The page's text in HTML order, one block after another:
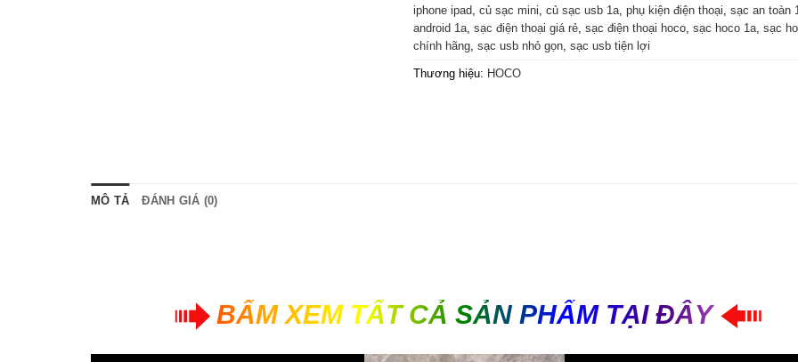
iphone ipad ,củ sạc mini ,củ sạc usb 1a ,phụ kiện điện thoại ,sạc an toàn
android 1a ,sạc điện thoại giá rẻ ,sạc điện thoại hoco ,sạc hoco 1a ,sạc
chính hãng ,sạc usb nhỏ gọn ,sạc usb tiện lợi
Thương hiệu: HOCO
MÔ TẢ ĐÁNH GIÁ (0)
BẤM XEM TẤT CẢ SẢN PHẨM TẠI ĐÂY